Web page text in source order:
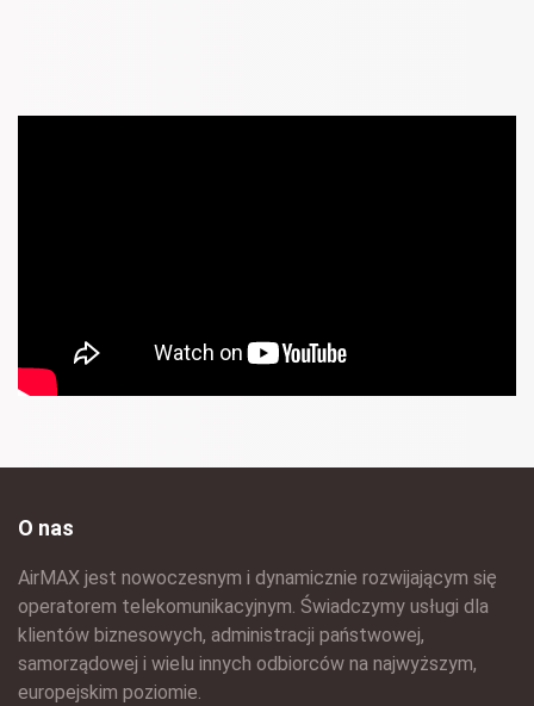
O nas
AirMAX jest nowoczesnym i dynamicznie rozwijającym się
operatorem telekomunikacyjnym. Świadczymy usługi dla
klientów biznesowych, administracji państwowej,
samorządowej i wielu innych odbiorców na najwyższym,
europejskim poziomie.